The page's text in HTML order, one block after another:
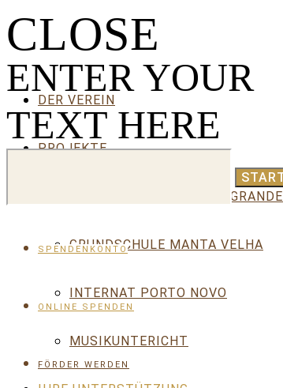
DER VEREIN
PROJEKTE
KINDERGARTEN RIBEIRA GRANDE
GRUNDSCHULE MANTA VELHA
INTERNAT PORTO NOVO
MUSIKUNTERICHT
CLOSE
ENTER YOUR
TEXT HERE
SPENDENKONTO
ONLINE SPENDEN
FÖRDER WERDEN